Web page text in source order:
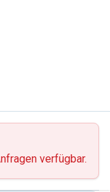
verfügbar.